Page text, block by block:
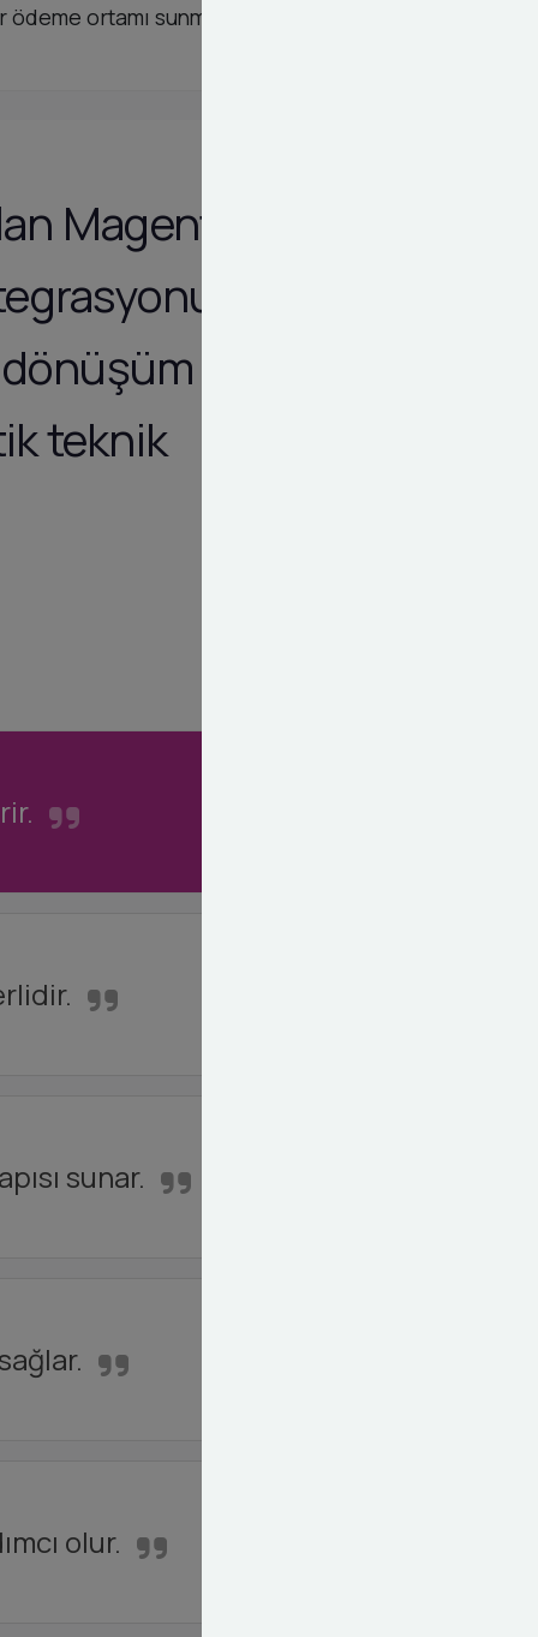
ortamı sunmanın avantajlarını
Magento
teknik
sunar.
olur.